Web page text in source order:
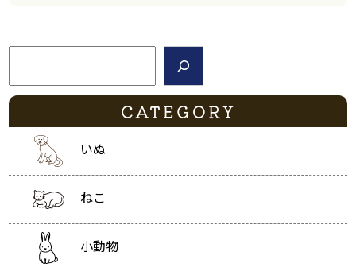
検索
CATEGORY
いぬ
ねこ
小動物